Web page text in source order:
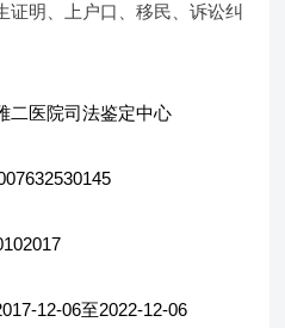
证明、上户口、移民、诉讼纠
二医院司法鉴定中心
12-06至2022-12-06